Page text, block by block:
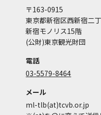
〒163-0915
東京都新宿区西新宿二
新宿モノリス15階
(公財)東京観光財団
電話
03-5579-8464
メール
ml-tlb(at)tcvb.or.jp